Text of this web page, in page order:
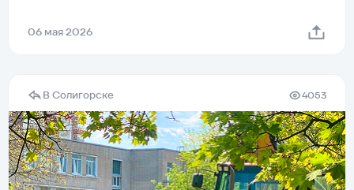
06 мая 2026
В Солигорске 4053